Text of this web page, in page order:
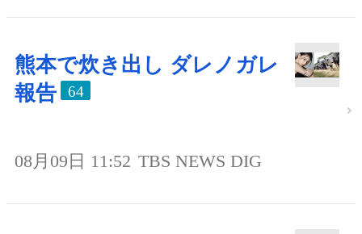
熊本で炊き出し ダレノガレ
報告
64
08月09日 11:52 TBS NEWS DIG